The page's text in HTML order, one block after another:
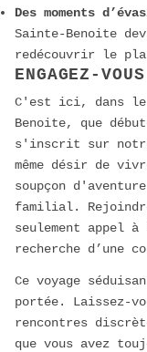
Des moments
Sainte-Benoite
redécouvrir le
ENGAGEZ-
C'est ici, dans le
Benoite, que
s'inscrit sur
même désir de
soupçon
familial.
seulement appel
recherche d’une
Ce voyage
portée. Laissez-
rencontres
que vous avez